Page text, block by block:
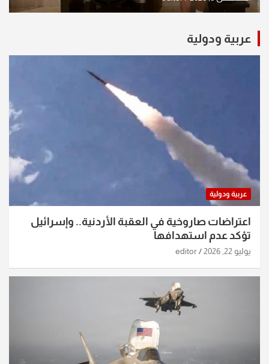
عربية ودولية
عربية ودولية
اعتراضات صاروخية في العقبة الأردنية.. وإسرائيل
تؤكد عدم استهدافها
يوليو 22, 2026 editor